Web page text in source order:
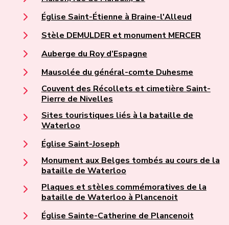
Église Saint-Étienne à Braine-l'Alleud
Stèle DEMULDER et monument MERCER
Auberge du Roy d’Espagne
Mausolée du général-comte Duhesme
Couvent des Récollets et cimetière Saint-
Pierre de Nivelles
Sites touristiques liés à la bataille de
Waterloo
Église Saint-Joseph
Monument aux Belges tombés au cours de la
bataille de Waterloo
Plaques et stèles commémoratives de la
bataille de Waterloo à Plancenoit
Église Sainte-Catherine de Plancenoit